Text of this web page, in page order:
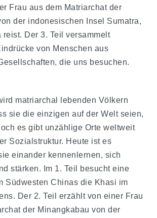
Frau aus dem Matriarchat der
der indonesischen Insel Sumatra,
Der 3. Teil versammelt
von Menschen aus
die uns besuchen.
matriarchal lebenden Völkern
sie die einzigen auf der Welt seien,
es gibt unzählige Orte weltweit
Sozialstruktur. Heute ist es
einander kennenlernen, sich
stärken. Im 1. Teil besucht eine
Südwesten Chinas die Khasi im
Der 2. Teil erzählt von einer Frau
der Minangkabau von der